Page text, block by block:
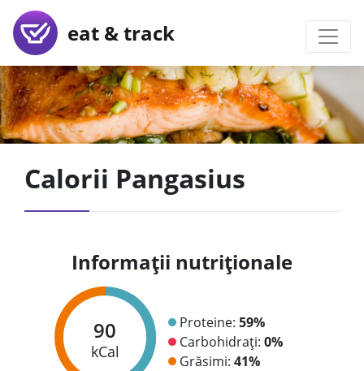
eat & track
Calorii Pangasius
Informații nutriționale
90
kCal
Proteine: 59%
Carbohidrați: 0%
Grăsimi: 41%